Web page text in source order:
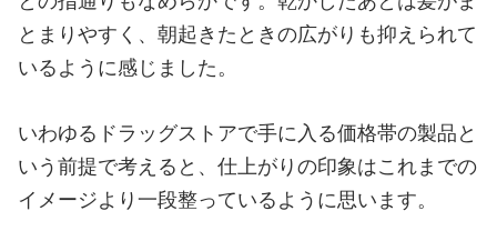
とまりやすく、朝起きたときの広がりも抑えられて
いるように感じました。
いわゆるドラッグストアで手に入る価格帯の製品と
いう前提で考えると、仕上がりの印象はこれまでの
イメージより一段整っているように思います。